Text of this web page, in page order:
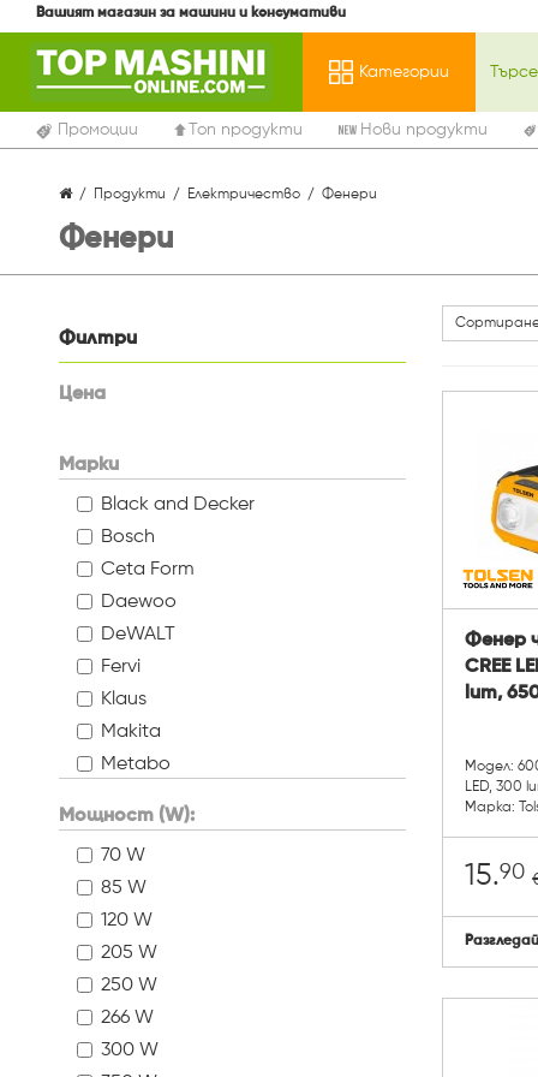
Вашият магазин за машини и консумативи
Категории
Промоции Топ продукти Нови продукти
Продукти Електричество Фенери
Фенери
Филтри
Цена
Марки
Black and Decker
Bosch
Ceta Form
Daewoo
DeWALT
Fervi
Klaus
Makita
Metabo
RTR MAX
Stanley
Tolsen tools
Topmaster
Troy
Мощност (W):
70 W
85 W
120 W
205 W
250 W
266 W
300 W
Фенер
CREE
lum,
Модел:
LED, 300
Марка:
15.90
Разгледай